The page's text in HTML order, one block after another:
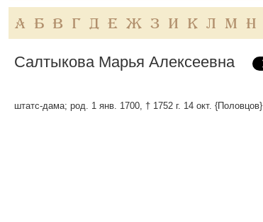
А Б В Г Д Е Ж З И К Л М Н
Салтыкова Марья Алексеевна
штатс-дама; род. 1 янв. 1700, † 1752 г. 14 окт. {Половцов}